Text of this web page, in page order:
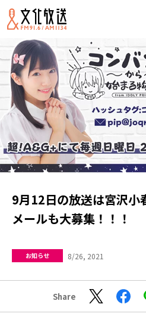
9月12日の放送は宮沢小
メールも大募集！！！
お知らせ 8/26, 2021
Share